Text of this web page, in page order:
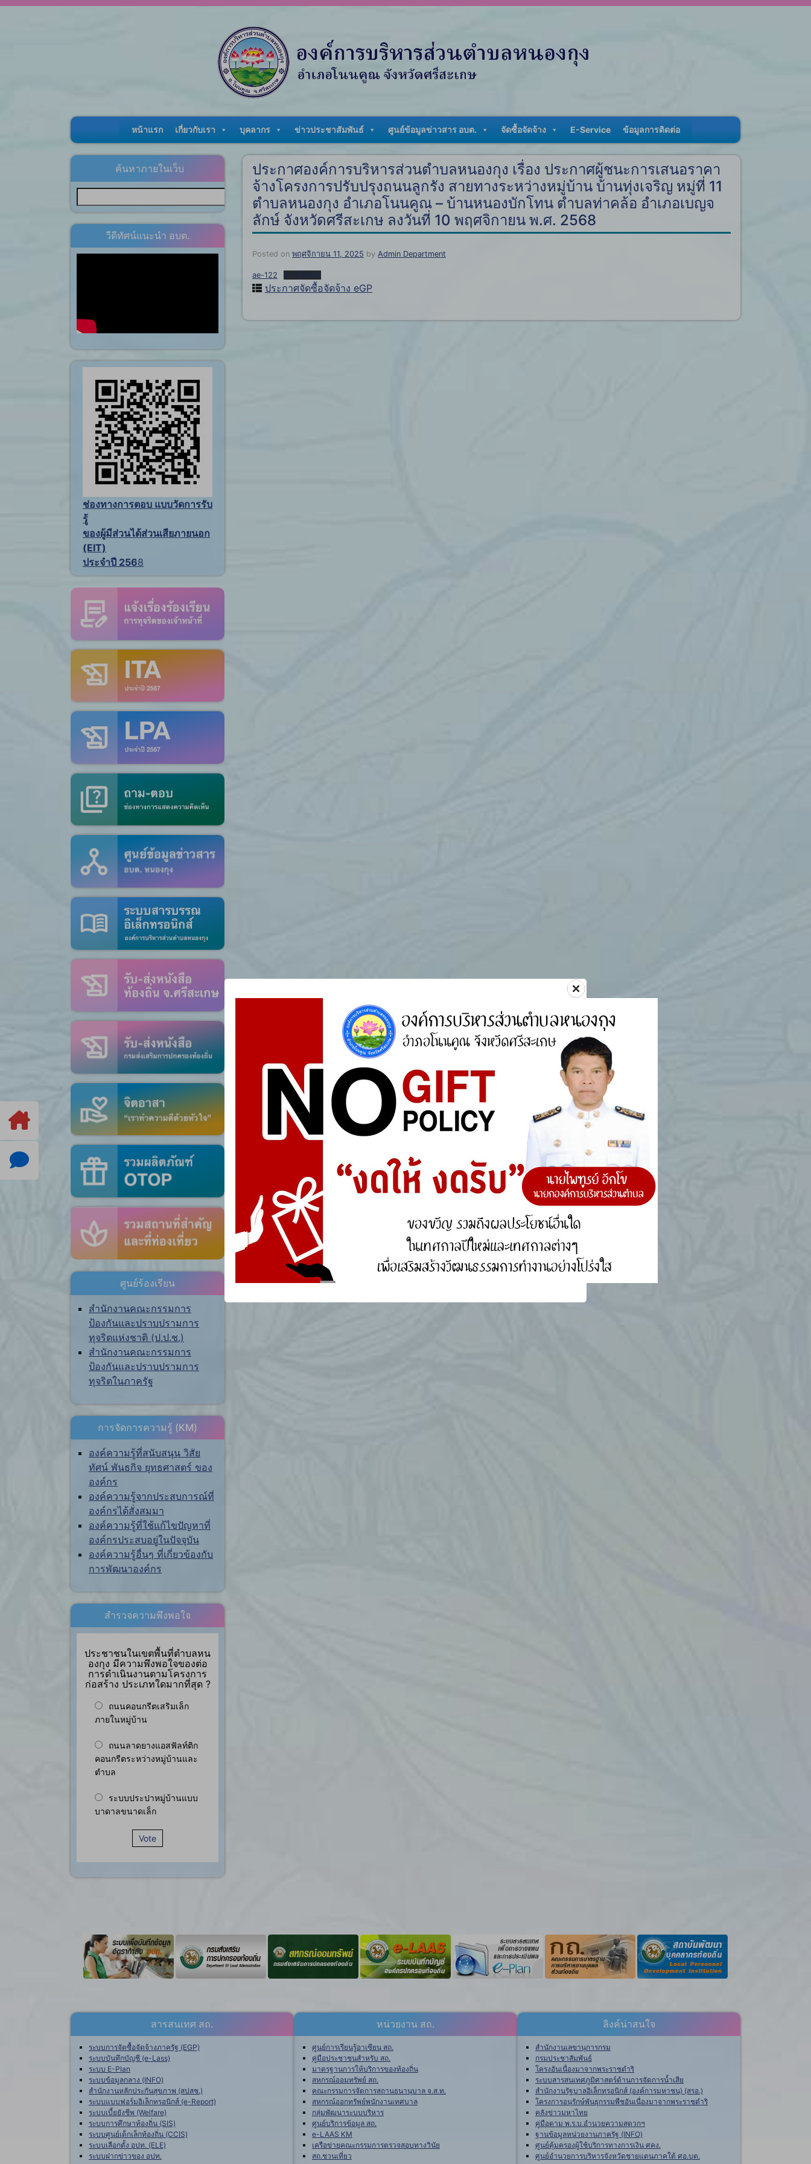
หน้าแรก เกี่ยวกับเรา บุคลากร ข่าวประชาสัมพันธ์ ศูนย์ข้อมูลข่าวสาร อบต. จัดซื้อจัดจ้าง E-Service ข้อมูลการติดต่อ
ค้นหาภายในเว็บ
วีดีทัศน์แนะนำ อบต.
ช่องทางการตอบ แบบวัดการรับ
รู้
ของผู้มีส่วนได้ส่วนเสียภายนอก
(EIT)
ประจำปี 2568
ศูนย์ร้องเรียน
สำนักงานคณะกรรมการ
ป้องกันและปราบปรามการ
ทุจริตแห่งชาติ (ป.ป.ช.)
สำนักงานคณะกรรมการ
ป้องกันและปราบปรามการ
ทุจริตในภาครัฐ
การจัดการความรู้ (KM)
องค์ความรู้ที่สนับสนุน วิสัย
ทัศน์ พันธกิจ ยุทธศาสตร์ ของ
องค์กร
องค์ความรู้จากประสบการณ์ที่
องค์กรได้สั่งสมมา
องค์ความรู้ที่ใช้แก้ไขปัญหาที่
องค์กรประสบอยู่ในปัจจุบัน
องค์ความรู้อื่นๆ ที่เกี่ยวข้องกับ
การพัฒนาองค์กร
สำรวจความพึงพอใจ
ประชาชนในเขตพื้นที่ตำบลหน
องกุง มีความพึงพอใจของต่อ
การดำเนินงานตามโครงการ
ก่อสร้าง ประเภทใดมากที่สุด ?
ถนนคอนกรีตเสริมเล็ก
ภายในหมู่บ้าน
ถนนลาดยางแอสฟัลท์ติก
คอนกรีตระหว่างหมู่บ้านและ
ตำบล
ระบบประปาหมู่บ้านแบบ
บาดาลขนาดเล็ก
Vote
ประกาศองค์การบริหารส่วนตำบลหนองกุง เรื่อง ประกาศผู้ชนะการเสนอราคา
จ้างโครงการปรับปรุงถนนลูกรัง สายทางระหว่างหมู่บ้าน บ้านทุ่งเจริญ หมู่ที่ 11
ตำบลหนองกุง อำเภอโนนคูณ – บ้านหนองบักโทน ตำบลท่าคล้อ อำเภอเบญจ
ลักษ์ จังหวัดศรีสะเกษ ลงวันที่ 10 พฤศจิกายน พ.ศ. 2568
Posted on พฤศจิกายน 11, 2025 by Admin Department
ae-122 ดาวน์โหลด
ประกาศจัดซื้อจัดจ้าง eGP
สารสนเทศ สถ.
ระบบการจัดซื้อจัดจ้างภาครัฐ (EGP)
ระบบบันทึกบัญชี (e-Lass)
ระบบ E-Plan
ระบบข้อมูลกลาง (INFO)
สำนักงานหลักประกันสุขภาพ (สปสช.)
ระบบแบบฟอร์มอิเล็กทรอนิกส์ (e-Report)
ระบบเบี้ยยังชีพ (Welfare)
ระบบการศึกษาท้องถิ่น (SIS)
ระบบศูนย์เด็กเล็กท้องถิ่น (CCIS)
ระบบเลือกตั้ง อปท. (ELE)
ระบบฝากข่าวของ อปท.
หน่วยงาน สถ.
ศูนย์การเรียนรู้อาเซียน สถ.
คู่มือประชาชนสำหรับ สถ.
มาตรฐานการให้บริการของท้องถิ่น
สหกรณ์ออมทรัพย์ สถ.
คณะกรรมการจัดการสถานธนานุบาล จ.ส.ท.
สหกรณ์ออกทรัพย์พนักงานเทศบาล
กลุ่มพัฒนาระบบบริหาร
ศูนย์บริการข้อมูล สถ.
e-LAAS KM
เครือข่ายคณะกรรมการตรวจสอบทางวินัย
สถ.ชวนเที่ยว
ลิงค์น่าสนใจ
สำนักงานเลขานุการกรม
กรมประชาสัมพันธ์
โครงอันเนื่องมาจากพระราชดำริ
ระบบสารสนเทศภูมิศาสตร์ด้านการจัดการน้ำเสีย
สำนักงานรัฐบาลอิเล็กทรอนิกส์ (องค์การมหาชน) (สรอ.)
โครงการอนุรักษ์พันธุกรรมพืชอันเนื่องมาจากพระราชดำริ
คลังข่าวมหาไทย
คู่มือตาม พ.ร.บ.อำนวยความสดวกฯ
ฐานข้อมูลหน่วยงานภาครัฐ (INFO)
ศูนย์คุ้มครองผู้ใช้บริการทางการเงิน ศคง.
ศูนย์อำนวยการบริหารจังหวัดชายแดนภาคใต้ ศอ.บต.